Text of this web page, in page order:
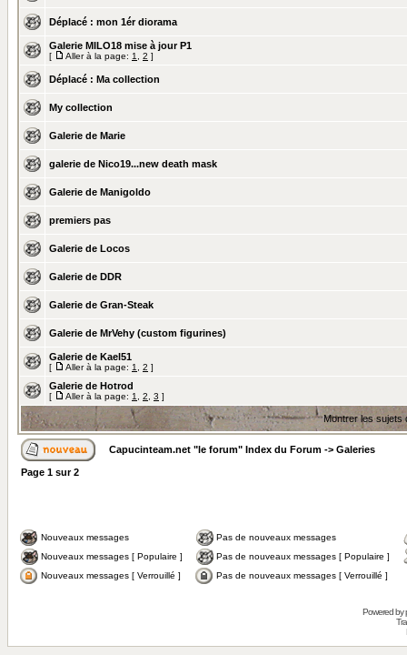
Déplacé : mon 1ér diorama
Galerie MILO18 mise à jour P1
[ Aller à la page: 1 2 ]
Déplacé : Ma collection
My collection
Galerie de Marie
galerie de Nico19...new death mask
Galerie de Manigoldo
premiers pas
Galerie de Locos
Galerie de DDR
Galerie de Gran-Steak
Galerie de MrVehy (custom figurines)
Galerie de Kael51
[ Aller à la page: 1 2 ]
Galerie de Hotrod
[ Aller à la page: 1 2 3 ]
Montrer les sujets
Capucinteam.net "le forum" Index du Forum -> Galeries
Page 1 sur2
Nouveaux messages
Pas de nouveaux messages
Nouveaux messages [ Populaire ]
Pas de nouveaux messages [ Populaire ]
Nouveaux messages [ Verrouillé ]
Pas de nouveaux messages [ Verrouillé ]
Powered by